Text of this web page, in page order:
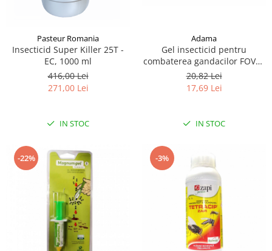
Pasteur Romania
Insecticid Super Killer 25T -
EC, 1000 ml
416,00 Lei
271,00 Lei
IN STOC
Adama
Gel insecticid pentru
combaterea gandacilor FOVAL
5G
20,82 Lei
17,69 Lei
IN STOC
-22% -3%